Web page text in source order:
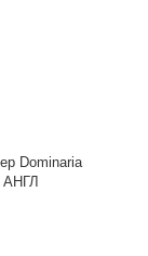
Dominaria
АНГЛ